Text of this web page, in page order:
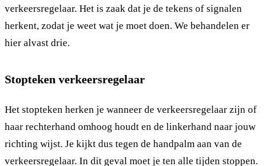
verkeersregelaar. Het is zaak dat je de tekens of signalen
herkent, zodat je weet wat je moet doen. We behandelen er
hier alvast drie.
Stopteken verkeersregelaar
Het stopteken herken je wanneer de verkeersregelaar zijn of
haar rechterhand omhoog houdt en de linkerhand naar jouw
richting wijst. Je kijkt dus tegen de handpalm aan van de
verkeersregelaar. In dit geval moet je ten alle tijden stoppen.